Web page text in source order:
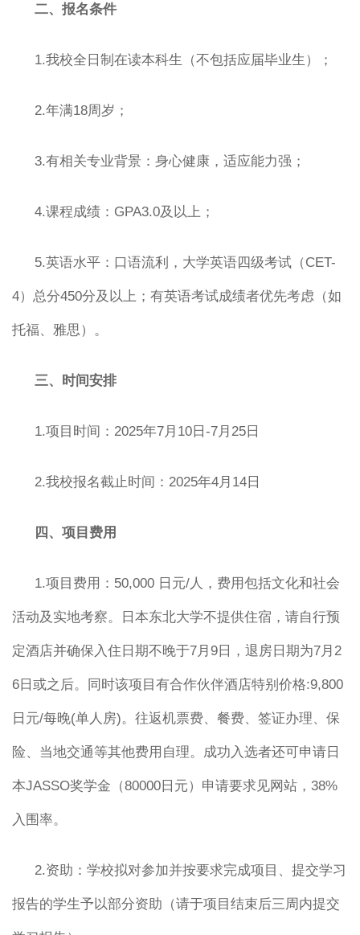
二、报名条件
1.我校全日制在读本科生（不包括应届毕业生）；
2.年满18周岁；
3.有相关专业背景：身心健康，适应能力强；
4.课程成绩：GPA3.0及以上；
5.英语水平：口语流利，大学英语四级考试（CET-
4）总分450分及以上；有英语考试成绩者优先考虑（如
托福、雅思）。
三、时间安排
1.项目时间：2025年7月10日-7月25日
2.我校报名截止时间：2025年4月14日
四、项目费用
1.项目费用：50,000 日元/人，费用包括文化和社会
活动及实地考察。日本东北大学不提供住宿，请自行预
定酒店并确保入住日期不晚于7月9日，退房日期为7月2
6日或之后。同时该项目有合作伙伴酒店特别价格:9,800
日元/每晚(单人房)。往返机票费、餐费、签证办理、保
险、当地交通等其他费用自理。成功入选者还可申请日
本JASSO奖学金（80000日元）申请要求见网站，38%
入围率。
2.资助：学校拟对参加并按要求完成项目、提交学习
报告的学生予以部分资助（请于项目结束后三周内提交